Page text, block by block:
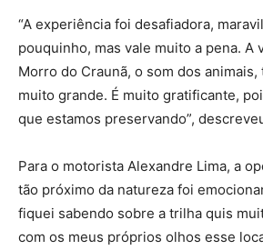
“A experiência foi desafiadora,
pouquinho, mas vale muito a pena. A
Morro do Craunã, o som dos
muito grande. É muito gratificante,
que estamos preservando”,
Para o motorista Alexandre Lima, a
tão próximo da natureza foi
fiquei sabendo sobre a trilha quis
com os meus próprios olhos esse